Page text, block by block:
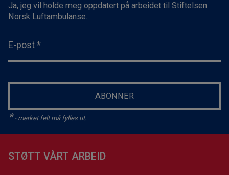
Ja, jeg vil holde meg oppdatert på arbeidet til Stiftelsen
Norsk Luftambulanse.
E-post *
ABONNER
*- merket felt må fylles ut.
STØTT VÅRT ARBEID